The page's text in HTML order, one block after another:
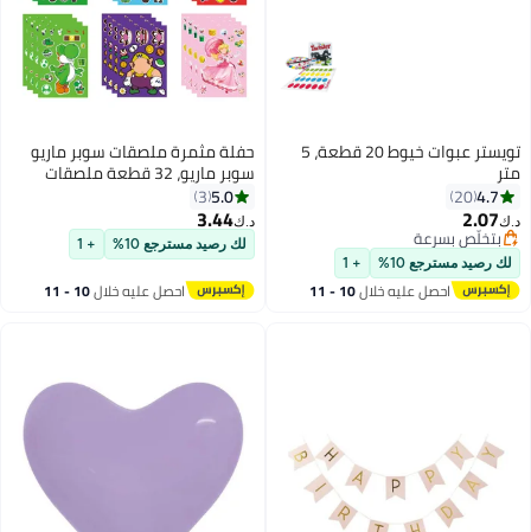
تويستر عبوات خيوط 20 قطعة، 5
متر
4.7
20
د.ك‏2.07
بتخلّص بسرعة
بتخلّص بسرعة
لك رصيد مسترجع 10% + 1
احصل عليه خلال 10 - 11
حفلة مثمرة ملصقات سوبر ماريو
سوبر ماريو، 32 قطعة ملصقات
لتجهيزات حفلات أعياد ميلاد سوبر
ماريو، زينة عيد ميلاد ماريو
5.0
3
د.ك‏3.44
لك رصيد مسترجع 10% + 1
احصل عليه خلال 10 - 11